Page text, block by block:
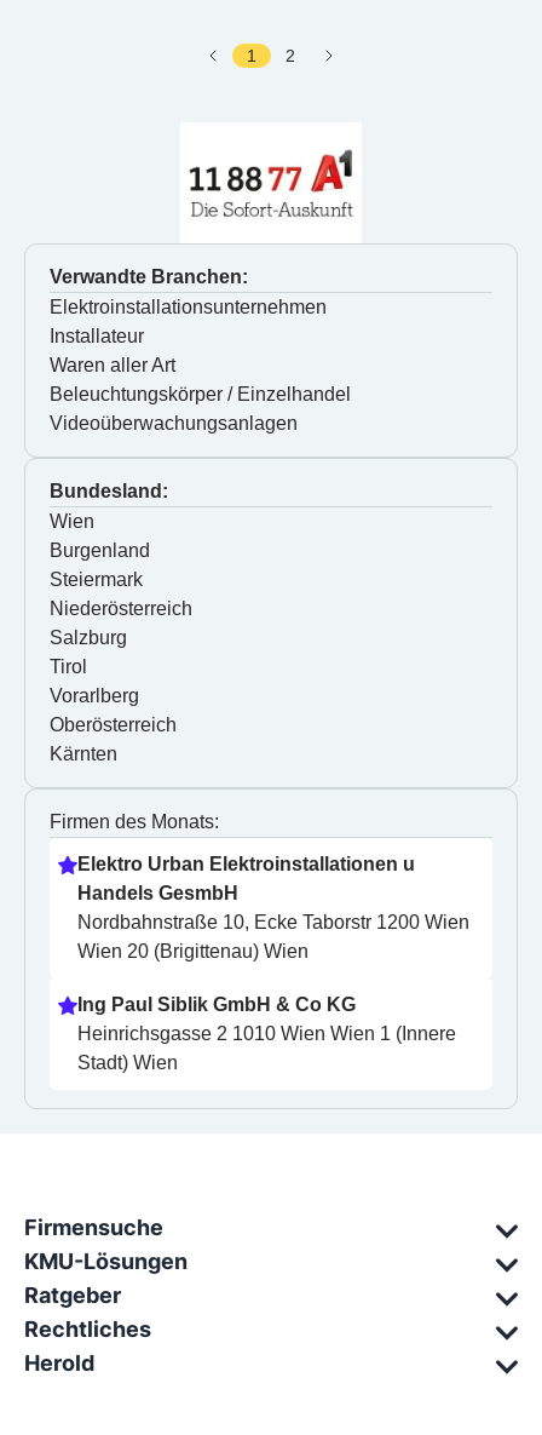
1 2
Verwandte Branchen:
Elektroinstallationsunternehmen
Installateur
Waren aller Art
Beleuchtungskörper / Einzelhandel
Videoüberwachungsanlagen
Bundesland:
Wien
Burgenland
Steiermark
Niederösterreich
Salzburg
Tirol
Vorarlberg
Oberösterreich
Kärnten
Firmen des Monats:
Elektro Urban Elektroinstallationen u
Handels GesmbH
Nordbahnstraße 10, Ecke Taborstr 1200 Wien
Wien 20 (Brigittenau) Wien
Ing Paul Siblik GmbH & Co KG
Heinrichsgasse 2 1010 Wien Wien 1 (Innere
Stadt) Wien
Firmensuche
KMU-Lösungen
Ratgeber
Rechtliches
Herold